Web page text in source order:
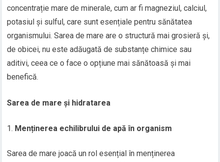
concentrație mare de minerale, cum ar fi magneziul, calciul,
potasiul și sulful, care sunt esențiale pentru sănătatea
organismului. Sarea de mare are o structură mai grosieră și,
de obicei, nu este adăugată de substanțe chimice sau
aditivi, ceea ce o face o opțiune mai sănătoasă și mai
benefică.
Sarea de mare și hidratarea
Menținerea echilibrului de apă în organism
Sarea de mare joacă un rol esențial în menținerea